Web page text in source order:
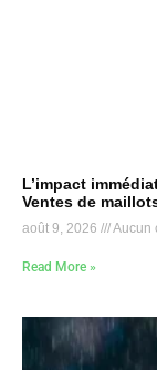
L’impact
Ventes de
août 9, 2026 Aucun
Read More »